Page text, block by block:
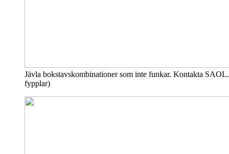
Jävla bokstavskombinationer som inte funkar. Kontakta
fypplar)